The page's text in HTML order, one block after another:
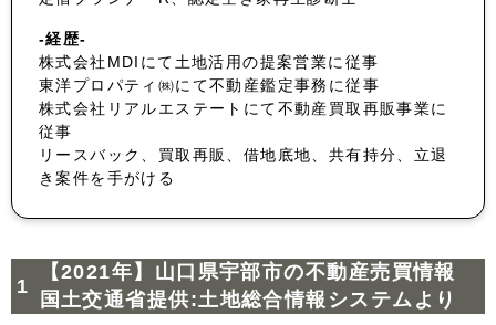
-経歴-
株式会社MDIにて土地活用の提案営業に従事
東洋プロパティ㈱にて不動産鑑定事務に従事
株式会社リアルエステートにて不動産買取再販事業に
従事
リースバック、買取再販、借地底地、共有持分、立退
き案件を手がける
【2021年】山口県宇部市の不動産売買情報
国土交通省提供:土地総合情報システムより